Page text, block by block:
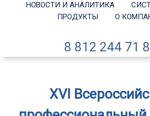
НОВОСТИ И АНАЛИТИКА
ПРОДУКТЫ
О
8 812 244 71
XVI